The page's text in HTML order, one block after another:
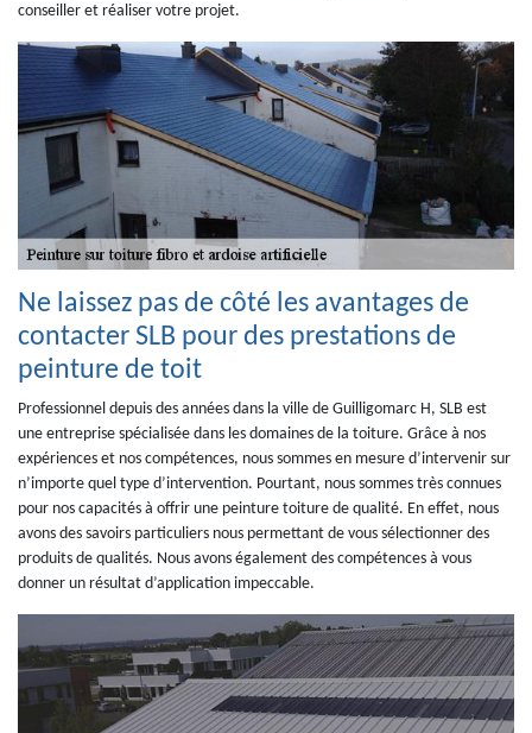
conseiller et réaliser votre projet.
Ne laissez pas de côté les avantages de
contacter SLB pour des prestations de
peinture de toit
Professionnel depuis des années dans la ville de Guilligomarc H, SLB est
une entreprise spécialisée dans les domaines de la toiture. Grâce à nos
expériences et nos compétences, nous sommes en mesure d’intervenir sur
n’importe quel type d’intervention. Pourtant, nous sommes très connues
pour nos capacités à offrir une peinture toiture de qualité. En effet, nous
avons des savoirs particuliers nous permettant de vous sélectionner des
produits de qualités. Nous avons également des compétences à vous
donner un résultat d’application impeccable.